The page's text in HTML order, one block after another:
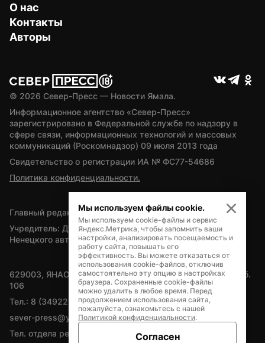
О нас
Контакты
Авторы
© 2026 Север-Пресс — Новости Ямала.
Информационное агентство «Север-Пресс»
зарегистрировано в Федеральной службе по надзору в
сфере связи, информационных технологий и массовых
коммуникаций (Роскомнадзор) 09 июля 2013 года
Свидетельство о регистрации ИА № ФС77-54686
Политика конфиденциальности.
Главный редактор — А.Л. Поздеев
Учредитель: Департамент внутренней политики Ямало-
Ненецкого автономного округа
629003, ЯНАО, Салехард, мкр. Богдана Кнунянца, д.1, каб.
106
Тел.: 8 (34922) 71262
sever-press@yamal-media.ru
Тел. отдела рекламы: 8 (34922) 42728
Мы используем файлы cookie.
Мы используем cookie-файлы и сервис
Яндекс.Метрика, чтобы запомнить ваши
настройки, анализировать посещаемость и
работу сайта, повышать его
эффективность. Вы можете отказаться от
использования cookie-файлов, отключив
самостоятельно эту опцию в настройках
браузера. Сохраненные cookie-файлы
можно удалить в любое время. Перед
продолжением использования сайта,
пожалуйста, ознакомьтесь с нашей
Политикой конфиденциальности.
Согласен